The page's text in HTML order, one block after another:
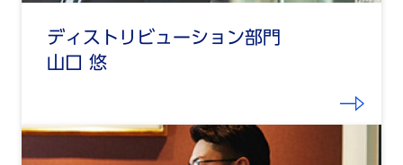
ディストリビューション部門
山口 悠